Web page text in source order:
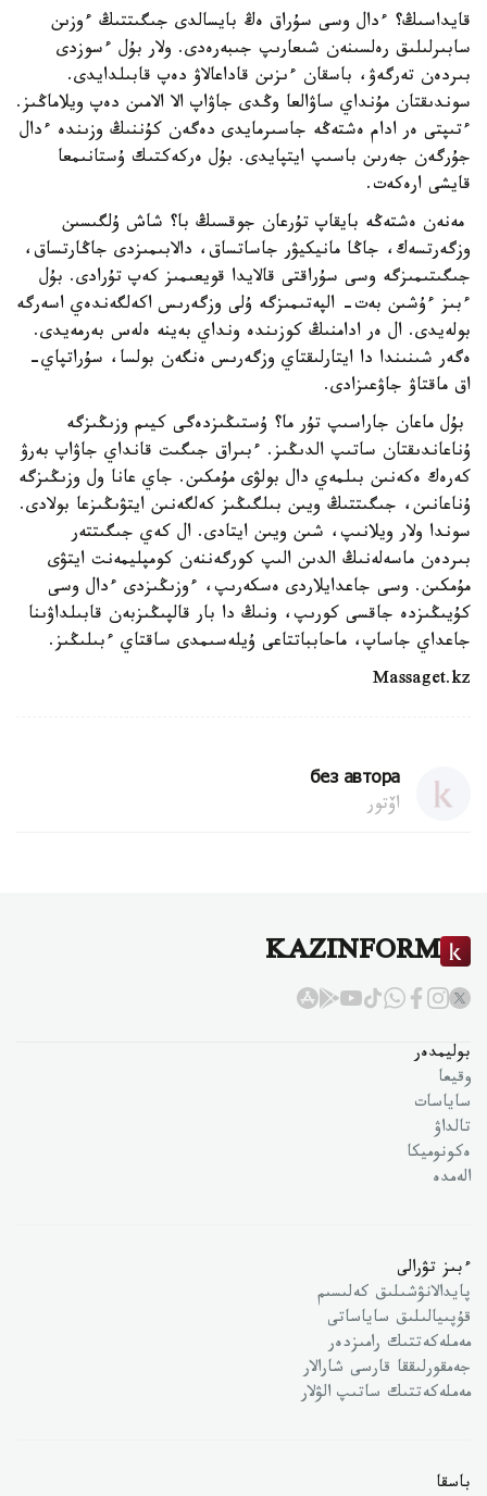
قايداسىڭ؟ ءدال وسى سۇراق ەڭ بايسالدى جىگىتتىڭ ءوزىن
سابىرلىلىق رەلسىنەن شىعارىپ جىبەرەدى. ولار بۇل ءسوزدى
بىردەن تەرگەۋ، باسقان ءىزىن قاداعالاۋ دەپ قابىلدايدى.
سوندىقتان مۇنداي ساۋالعا وڭدى جاۋاپ الا الامىن دەپ ويلاماڭىز.
ءتىپتى ەر ادام ەشتەڭە جاسىرمايدى دەگەن كۇننىڭ وزىندە ءدال
جۇرگەن جەرىن باسىپ ايتپايدى. بۇل ەركەكتىك ۇستانىمعا
قايشى ارەكەت.
مەنەن ەشتەڭە بايقاپ تۇرعان جوقسىڭ با؟ شاش ۇلگىسىن
وزگەرتسەك، جاڭا مانيكيۋر جاساتساق، دالابىمىزدى جاڭارتساق،
جىگىتىمىزگە وسى سۇراقتى قالايدا قويعىمىز كەپ تۇرادى. بۇل
ءبىز ءۇشىن بەت- الپەتىمىزگە ۇلى وزگەرىس اكەلگەندەي اسەرگە
بولەيدى. ال ەر ادامنىڭ كوزىندە ونداي بەينە ەلەس بەرمەيدى.
ەگەر شىنىندا دا ايتارلىقتاي وزگەرىس ەنگەن بولسا، سۇراتپاي-
اق ماقتاۋ جاۋعىزادى.
بۇل ماعان جاراسىپ تۇر ما؟ ۇستىڭىزدەگى كيىم وزىڭىزگە
ۇناعاندىقتان ساتىپ الدىڭىز. ءبىراق جىگىت قانداي جاۋاپ بەرۋ
كەرەك ەكەنىن بىلمەي دال بولۋى مۇمكىن. جاي عانا ول وزىڭىزگە
ۇناعانىن، جىگىتتىڭ ويىن بىلگىڭىز كەلگەنىن ايتۋىڭىزعا بولادى.
سوندا ولار ويلانىپ، شىن ويىن ايتادى. ال كەي جىگىتتەر
بىردەن ماسەلەنىڭ الدىن الىپ كورگەننەن كومپليمەنت ايتۋى
مۇمكىن. وسى جاعدايلاردى ەسكەرىپ، ءوزىڭىزدى ءدال وسى
كۇيىڭىزدە جاقسى كورىپ، ونىڭ دا بار قالپىڭىزبەن قابىلداۋىنا
جاعداي جاساپ، ماحابباتتاعى ۇيلەسىمدى ساقتاي ءبىلىڭىز.
Massaget.kz
без автора
اۆتور
KAZINFORM
بوليمدەر
وقيعا
ساياسات
تالداۋ
ەكونوميكا
الەمدە
ءبىز تۋرالى
پايدالانۋشىلىق كەلىسىم
قۇپىيالىلىق ساياساتى
مەملەكەتتىك رامىزدەر
جەمقورلىققا قارسى شارالار
مەملەكەتتىك ساتىپ الۋلار
باسقا